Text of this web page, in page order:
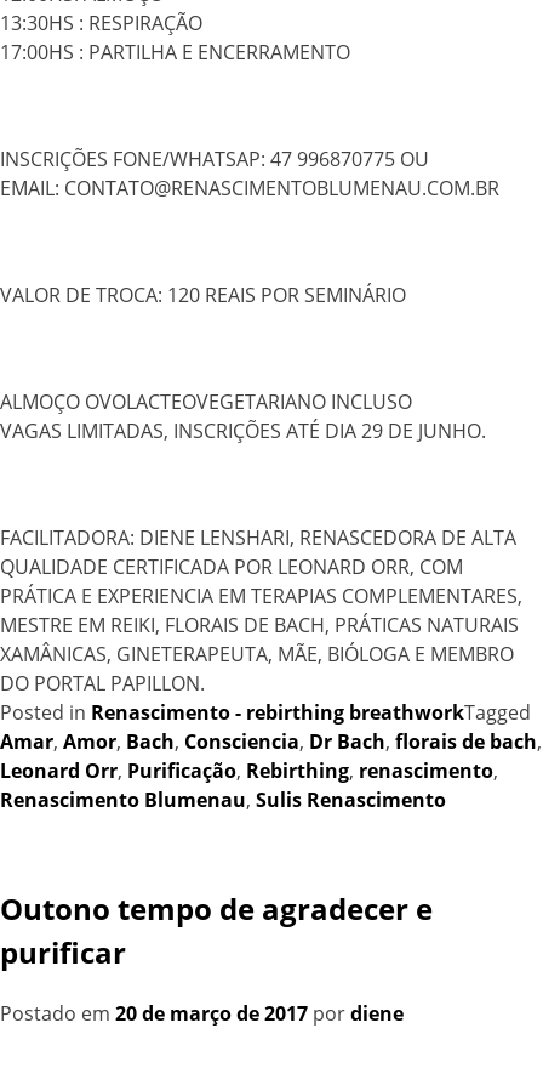
13:30HS : RESPIRAÇÃO
17:00HS : PARTILHA E ENCERRAMENTO
INSCRIÇÕES FONE/WHATSAP: 47 996870775 OU
EMAIL: CONTATO@RENASCIMENTOBLUMENAU.COM.BR
VALOR DE TROCA: 120 REAIS POR SEMINÁRIO
ALMOÇO OVOLACTEOVEGETARIANO INCLUSO
VAGAS LIMITADAS, INSCRIÇÕES ATÉ DIA 29 DE JUNHO.
FACILITADORA: DIENE LENSHARI, RENASCEDORA DE ALTA
QUALIDADE CERTIFICADA POR LEONARD ORR, COM
PRÁTICA E EXPERIENCIA EM TERAPIAS COMPLEMENTARES,
MESTRE EM REIKI, FLORAIS DE BACH, PRÁTICAS NATURAIS
XAMÂNICAS, GINETERAPEUTA, MÃE, BIÓLOGA E MEMBRO
DO PORTAL PAPILLON.
Posted in Renascimento - rebirthing breathworkTagged
Amar, Amor, Bach, Consciencia, Dr Bach, florais de bach,
Leonard Orr, Purificação, Rebirthing, renascimento,
Renascimento Blumenau, Sulis Renascimento
Outono tempo de agradecer e
purificar
Postado em 20 de março de 2017 pordiene